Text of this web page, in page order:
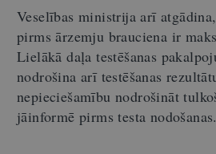
Veselības ministrija arī
pirms ārzemju brauciena ir
Lielākā daļa testēšanas
nodrošina arī testēšanas
nepieciešamību nodrošināt
jāinformē pirms testa nodošanas.